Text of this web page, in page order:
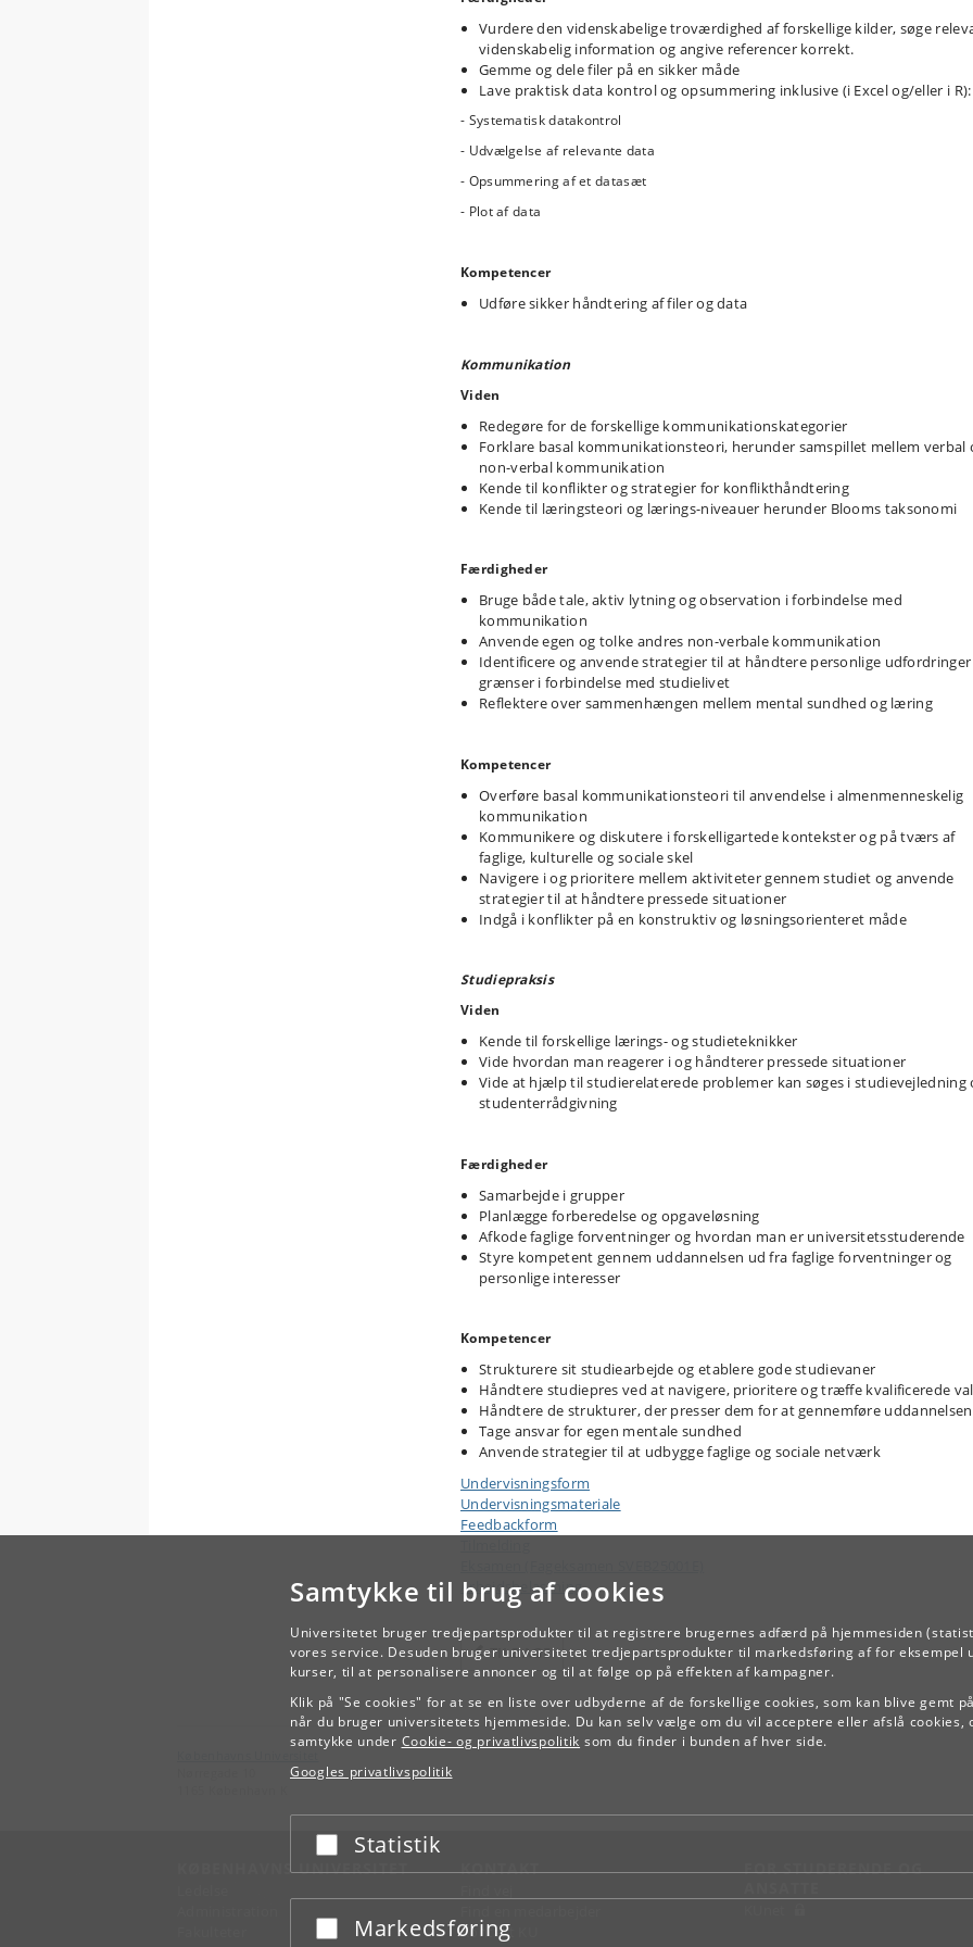
Samtykke til brug af cookies
Universitetet bruger tredjepartsprodukter til at registrere brugernes adfærd på hjemmesiden
vores service. Desuden bruger universitetet tredjepartsprodukter til markedsføring af for eksempel
kurser, til at personalisere annoncer og til at følge op på effekten af kampagner.
Klik på "Se cookies" for at se en liste over udbyderne af de forskellige cookies, som kan blive gemt
når du bruger universitetets hjemmeside. Du kan selv vælge om du vil acceptere eller afslå
samtykke under Cookie- og privatlivspolitik som du finder i bunden af hver side.
Googles privatlivspolitik
Acceptér eller afslå
Statistik
Acceptér eller afslå
Markedsføring
Vurdere den videnskabelige troværdighed af forskellige kilder, søge
videnskabelig information og angive referencer korrekt.
Gemme og dele filer på en sikker måde
Lave praktisk data kontrol og opsummering inklusive (i Excel og/eller i R):
- Systematisk datakontrol
- Udvælgelse af relevante data
- Opsummering af et datasæt
- Plot af data
Kompetencer
Udføre sikker håndtering af filer og data
Kommunikation
Viden
Redegøre for de forskellige kommunikationskategorier
Forklare basal kommunikationsteori, herunder samspillet mellem verbal
non-verbal kommunikation
Kende til konflikter og strategier for konflikthåndtering
Kende til læringsteori og lærings-niveauer herunder Blooms taksonomi
Færdigheder
Bruge både tale, aktiv lytning og observation i forbindelse med
kommunikation
Anvende egen og tolke andres non-verbale kommunikation
Identificere og anvende strategier til at håndtere personlige
grænser i forbindelse med studielivet
Reflektere over sammenhængen mellem mental sundhed og læring
Kompetencer
Overføre basal kommunikationsteori til anvendelse i almenmenneskelig
kommunikation
Kommunikere og diskutere i forskelligartede kontekster og på tværs af
faglige, kulturelle og sociale skel
Navigere i og prioritere mellem aktiviteter gennem studiet og anvende
strategier til at håndtere pressede situationer
Indgå i konflikter på en konstruktiv og løsningsorienteret måde
Studiepraksis
Viden
Kende til forskellige lærings- og studieteknikker
Vide hvordan man reagerer i og håndterer pressede situationer
Vide at hjælp til studierelaterede problemer kan søges i studievejledning
studenterrådgivning
Færdigheder
Samarbejde i grupper
Planlægge forberedelse og opgaveløsning
Afkode faglige forventninger og hvordan man er universitetsstuderende
Styre kompetent gennem uddannelsen ud fra faglige forventninger og
personlige interesser
Kompetencer
Strukturere sit studiearbejde og etablere gode studievaner
Håndtere studiepres ved at navigere, prioritere og træffe kvalificerede
Håndtere de strukturer, der presser dem for at gennemføre uddannelsen
Tage ansvar for egen mentale sundhed
Anvende strategier til at udbygge faglige og sociale netværk
Undervisningsform
Undervisningsmateriale
Feedbackform
Arbejdsbelastning
TILBAGE
KØBENHAVNS UNIVERSITET KONTAKT
Kontakt KU
FOR STUDERENDE OG